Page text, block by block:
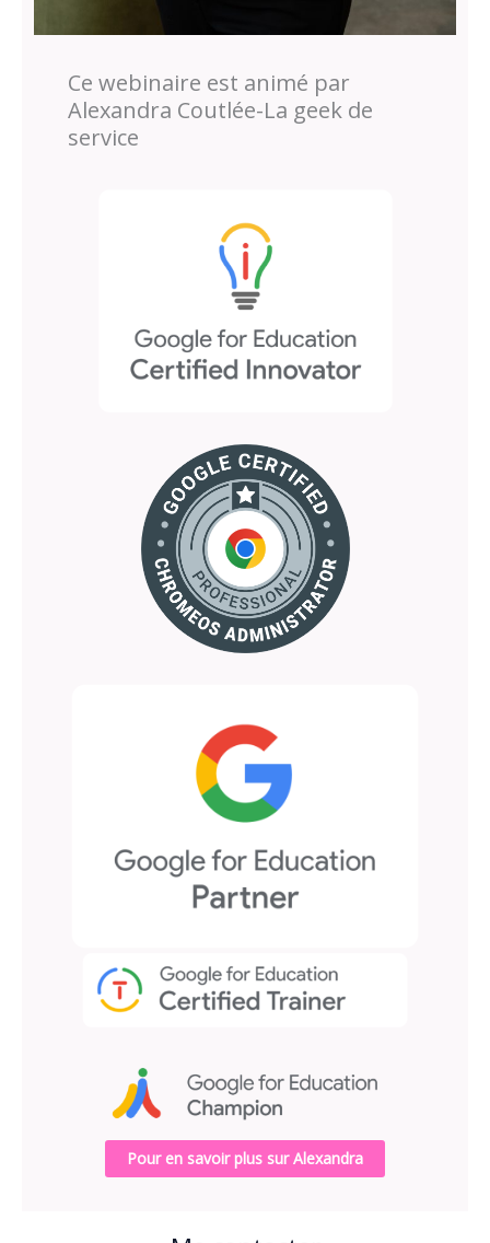
Ce webinaire est animé par
Alexandra Coutlée-La geek de
service
Pour en savoir plus sur Alexandra